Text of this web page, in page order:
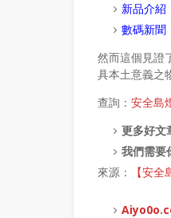
新品介紹
數碼新聞
然而這個見證
具本土意義之
查詢： 安全島
更多好文
我們需要
來源：
【安
Aiyo0o